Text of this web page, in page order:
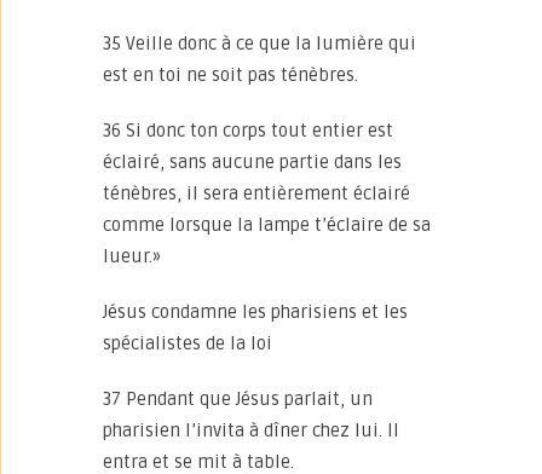
35 Veille donc à ce que la lumière qui
est en toi ne soit pas ténèbres.
36 Si donc ton corps tout entier est
éclairé, sans aucune partie dans les
ténèbres, il sera entièrement éclairé
comme lorsque la lampe t’éclaire de sa
lueur.»
Jésus condamne les pharisiens et les
spécialistes de la loi
37 Pendant que Jésus parlait, un
pharisien l’invita à dîner chez lui. Il
entra et se mit à table.